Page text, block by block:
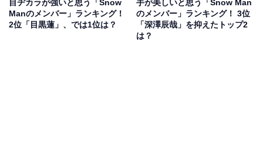
目ヂカラが強いと思う「Snow
Manのメンバー」ランキング！
2位「目黒蓮」、では1位は？
手が美しいと思う「Snow Man
のメンバー」ランキング！ 3位
「深澤辰哉」を抑えたトップ2
は？